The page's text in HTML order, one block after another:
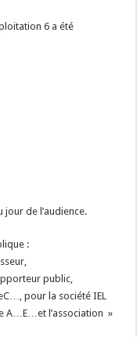
6 a été
de l’audience.
:
public,
pour la société IEL
A…E…et l’association »